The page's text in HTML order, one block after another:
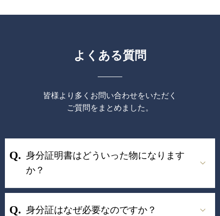
よくある質問
皆様より多くお問い合わせをいただく
ご質問をまとめました。
身分証明書はどういった物になります
か？
身分証はなぜ必要なのですか？